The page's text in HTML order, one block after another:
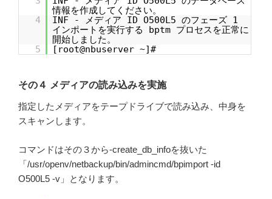
情報を作成してください。
4
INF - メディア ID O500L5 のフェーズ 1
インポートを実行する bptm プロセスを正常に
開始しました。
5
[root@nbuserver ~]#
その４ メディアの読み込みを実施
指定したメディアをテープドライブで読み込み、中身を
スキャンします。
コマンドはその３から-create_db_infoを抜いた
「/usr/openv/netbackup/bin/admincmd/bpimport -id
O500L5 -v」となります。